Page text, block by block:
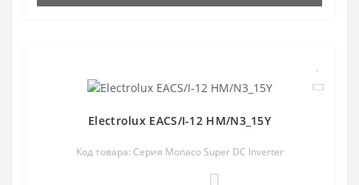
Electrolux EACS/I-12 HM/N3_15Y
Код товара: Серия Monaco Super DC Inverter